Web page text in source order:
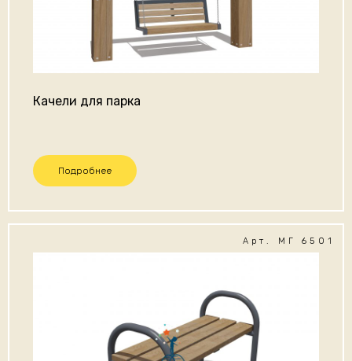
Качели для парка
Подробнее
Арт. МГ 6501